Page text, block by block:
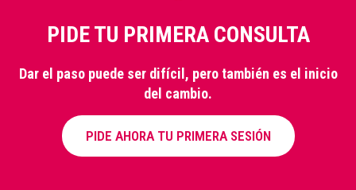
PIDE TU PRIMERA CONSULTA
Dar el paso puede ser difícil, pero también es el inicio
del cambio.
PIDE AHORA TU PRIMERA SESIÓN